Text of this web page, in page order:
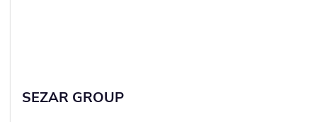
SEZAR GROUP